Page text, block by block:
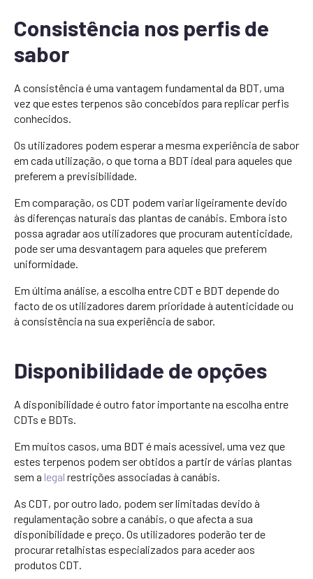
Consistência nos perfis de
sabor
A consistência é uma vantagem fundamental da BDT, uma
vez que estes terpenos são concebidos para replicar perfis
conhecidos.
Os utilizadores podem esperar a mesma experiência de sabor
em cada utilização, o que torna a BDT ideal para aqueles que
preferem a previsibilidade.
Em comparação, os CDT podem variar ligeiramente devido
às diferenças naturais das plantas de canábis. Embora isto
possa agradar aos utilizadores que procuram autenticidade,
pode ser uma desvantagem para aqueles que preferem
uniformidade.
Em última análise, a escolha entre CDT e BDT depende do
facto de os utilizadores darem prioridade à autenticidade ou
à consistência na sua experiência de sabor.
Disponibilidade de opções
A disponibilidade é outro fator importante na escolha entre
CDTs e BDTs.
Em muitos casos, uma BDT é mais acessível, uma vez que
estes terpenos podem ser obtidos a partir de várias plantas
sem a legal restrições associadas à canábis.
As CDT, por outro lado, podem ser limitadas devido à
regulamentação sobre a canábis, o que afecta a sua
disponibilidade e preço. Os utilizadores poderão ter de
procurar retalhistas especializados para aceder aos
produtos CDT.